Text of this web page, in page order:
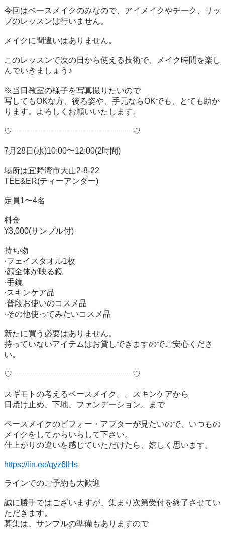
今回はベースメイクのみなので、アイメイクやチーク、リッ
プのレッスンは行いません。
メイクに間違いはありません。
このレッスンで次の日から使える技術で、メイク時間を楽し
んでいきましょう♪
※当日教室の様子を写真撮りたいので
写してもOKな方、後ろ姿や、手元ならOKでも、とても助か
ります。よろしくお願いいたします。
♡┈┈┈┈┈┈┈┈┈┈┈┈┈┈┈♡
7月28日(水)10:00〜12:00(2時間)
場所は宜野湾市大山2-8-22
TEE&ER(ティーアンダー)
定員1〜4名
料金
¥3,000(サンプル付)
持ち物
·フェイスタオル1枚
·顔全体が映る鏡
·手鏡
·スキンケア品
·普段お使いのコスメ品
·その他使ってみたいコスメ品
新たに買う必要はありません。
持っていないアイテムはお貸しできますのでご安心くださ
い。
♡┈┈┈┈┈┈┈┈┈┈┈┈┈┈┈♡
スギモトの考えるベースメイク。。スキンケアから
日焼け止め、下地、ファンデーション。まで
ベースメイクのビフォー・アフターが見たいので、いつもの
メイクをしてからいらして下さい。
仕上がりの違いを感じていただけたら、嬉しく思います。
https://lin.ee/qyz6lHs
ラインでのご予約も大歓迎
誠に勝手ではございますが、集まり次第受付を終了させてい
ただきます。
募集は、サンプルの準備もありますので